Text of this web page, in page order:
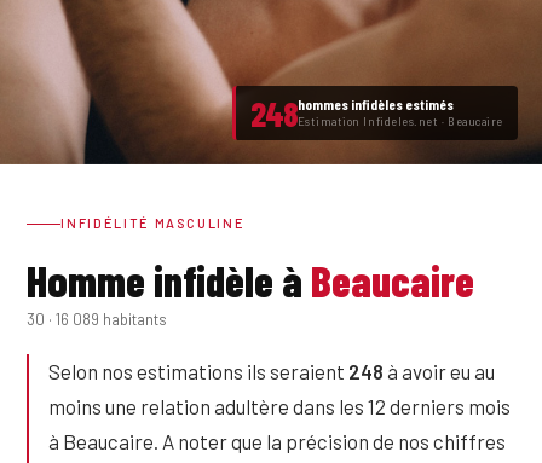
248hommes infidèles estimés
Estimation Infideles.net · Beaucaire
INFIDÉLITÉ MASCULINE
Homme infidèle à Beaucaire
30 · 16 089 habitants
Selon nos estimations ils seraient 248 à avoir eu au
moins une relation adultère dans les 12 derniers mois
à Beaucaire. A noter que la précision de nos chiffres